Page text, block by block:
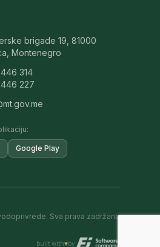
brigade 19, 81000
Montenegro
314
227
Google Play
Sva prava zadržana.
built with♥by